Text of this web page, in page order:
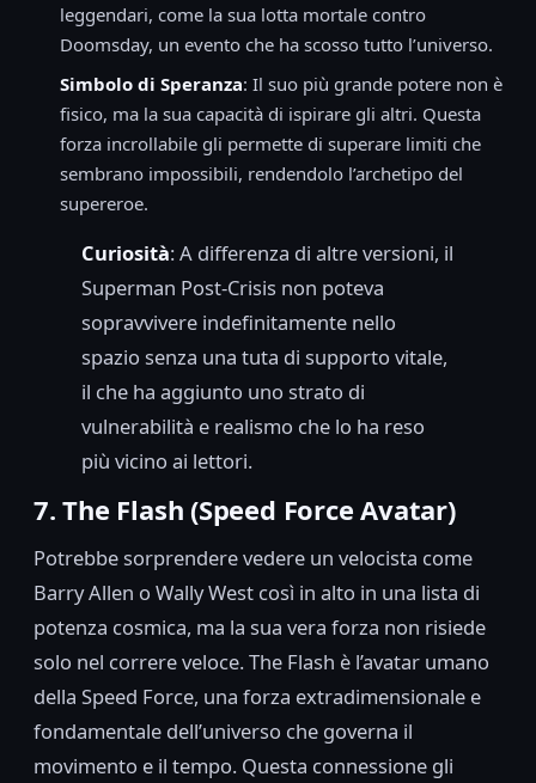
leggendari, come la sua lotta mortale contro
Doomsday, un evento che ha scosso tutto l’universo.
Simbolo di Speranza: Il suo più grande potere non è
fisico, ma la sua capacità di ispirare gli altri. Questa
forza incrollabile gli permette di superare limiti che
sembrano impossibili, rendendolo l’archetipo del
supereroe.
Curiosità: A differenza di altre versioni, il
Superman Post-Crisis non poteva
sopravvivere indefinitamente nello
spazio senza una tuta di supporto vitale,
il che ha aggiunto uno strato di
vulnerabilità e realismo che lo ha reso
più vicino ai lettori.
7. The Flash (Speed Force Avatar)
Potrebbe sorprendere vedere un velocista come
Barry Allen o Wally West così in alto in una lista di
potenza cosmica, ma la sua vera forza non risiede
solo nel correre veloce. The Flash è l’avatar umano
della Speed Force, una forza extradimensionale e
fondamentale dell’universo che governa il
movimento e il tempo. Questa connessione gli